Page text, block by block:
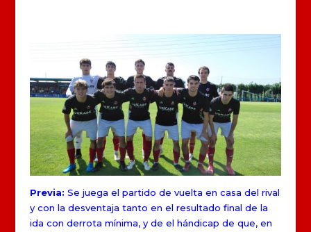
Previa: Se juega el partido de vuelta en casa del rival
y con la desventaja tanto en el resultado final de la
ida con derrota mínima, y de el hándicap de que, en